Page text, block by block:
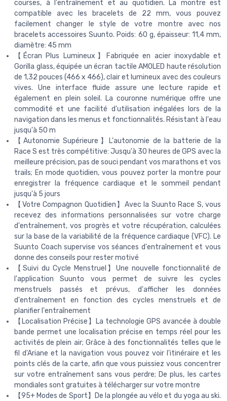
courses, à l'entraînement et au quotidien. La montre est
compatible avec les bracelets de 22 mm, vous pouvez
facilement changer le style de votre montre avec nos
bracelets accessoires Suunto. Poids: 60 g, épaisseur: 11,4 mm,
diamètre: 45 mm
【Écran Plus Lumineux】Fabriquée en acier inoxydable et
Gorilla glass, équipée un écran tactile AMOLED haute résolution
de 1,32 pouces (466 x 466), clair et lumineux avec des couleurs
vives. Une interface fluide assure une lecture rapide et
également en plein soleil. La couronne numérique offre une
commodité et une facilité d'utilisation inégalées lors de la
navigation dans les menus et fonctionnalités. Résistant à l'eau
jusqu'à 50 m
【Autonomie Supérieure】L'autonomie de la batterie de la
Race S est très compétitive: Jusqu'à 30 heures de GPS avec la
meilleure précision, pas de souci pendant vos marathons et vos
trails; En mode quotidien, vous pouvez porter la montre pour
enregistrer la fréquence cardiaque et le sommeil pendant
jusqu'à 5 jours
【Votre Compagnon Quotidien】Avec la Suunto Race S, vous
recevez des informations personnalisées sur votre charge
d'entraînement, vos progrès et votre récupération, calculées
sur la base de la variabilité de la fréquence cardiaque (VFC). Le
Suunto Coach supervise vos séances d'entraînement et vous
donne des conseils pour rester motivé
【Suivi du Cycle Menstruel】Une nouvelle fonctionnalité de
l'application Suunto vous permet de suivre les cycles
menstruels passés et prévus, d'afficher les données
d'entraînement en fonction des cycles menstruels et de
planifier l'entraînement
【Localisation Précise】La technologie GPS avancée à double
bande permet une localisation précise en temps réel pour les
activités de plein air; Grâce à des fonctionnalités telles que le
fil d'Ariane et la navigation vous pouvez voir l'itinéraire et les
points clés de la carte, afin que vous puissiez vous concentrer
sur votre entraînement sans vous perdre; De plus, les cartes
mondiales sont gratuites à télécharger sur votre montre
【95+ Modes de Sport】De la plongée au vélo et du yoga au ski.